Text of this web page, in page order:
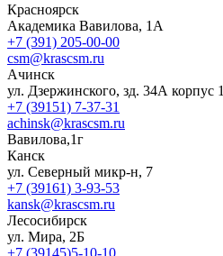
Красноярск
Академика Вавилова, 1А
+7 (391) 205-00-00
csm@krascsm.ru
Ачинск
ул. Дзержинского, зд. 34А корпус 1
+7 (39151) 7-37-31
achinsk@krascsm.ru
Вавилова,1г
Канск
ул. Северный микр-н, 7
+7 (39161) 3-93-53
kansk@krascsm.ru
Лесосибирск
ул. Мира, 2Б
+7 (39145)5-10-10